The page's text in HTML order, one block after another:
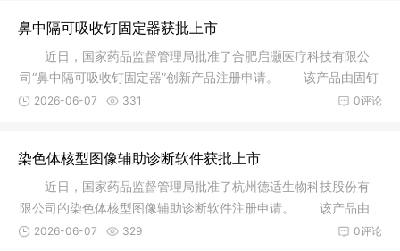
鼻中隔可吸收钉固定器获批上市
近日，国家药品监督管理局批准了合肥启灏医疗科技有限公
司“鼻中隔可吸收钉固定器”创新产品注册申请。 该产品由固钉
器和
0评论
2026-06-07 331
染色体核型图像辅助诊断软件获批上市
近日，国家药品监督管理局批准了杭州德适生物科技股份有
限公司的染色体核型图像辅助诊断软件注册申请。 该产品由
软件安装
0评论
2026-06-07 329